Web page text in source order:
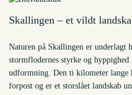
Skallingen – et vildt
Naturen på Skallingen er underlagt
stormflodernes styrke og
udformning. Den ti kilometer lange
forpost og er et storslået landskab